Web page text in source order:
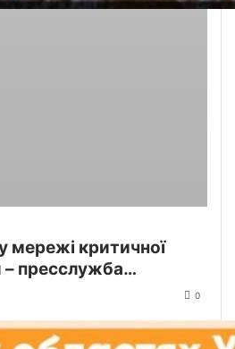
мережі критичної
– пресслужба
прокуратури
0